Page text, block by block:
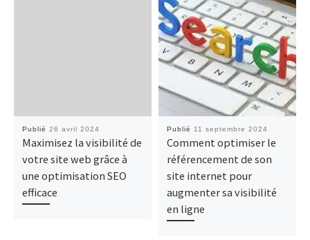
Publié 26 avril 2024
Maximisez la visibilité de
votre site web grâce à
une optimisation SEO
efficace
Publié 11 septembre 2024
Comment optimiser le
référencement de son
site internet pour
augmenter sa visibilité
en ligne